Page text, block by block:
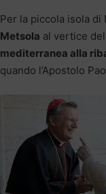
Per la piccola isola di
Metsola al vertice
mediterranea alla
quando l’Apostolo